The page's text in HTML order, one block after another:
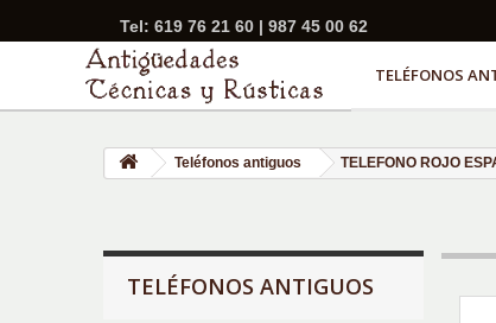
Tel: 619 76 21 60 | 987 45 00 62
TELÉFONOS
Teléfonos antiguos TELEFONO ROJO
TELÉFONOS ANTIGUOS